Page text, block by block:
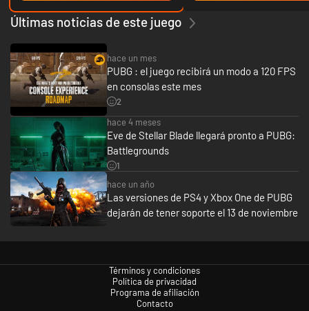
Últimas noticias de este juego
hace un mes
PUBG : el juego recibirá un modo a 120 FPS
en consolas este mes
2
hace 4 meses
Eve de Stellar Blade llegará pronto a PUBG:
Battlegrounds
1
hace un año
Las versiones de PS4 y Xbox One de PUBG
dejarán de tener soporte el 13 de noviembre
Términos y condiciones
Política de privacidad
Programa de afiliación
Contacto